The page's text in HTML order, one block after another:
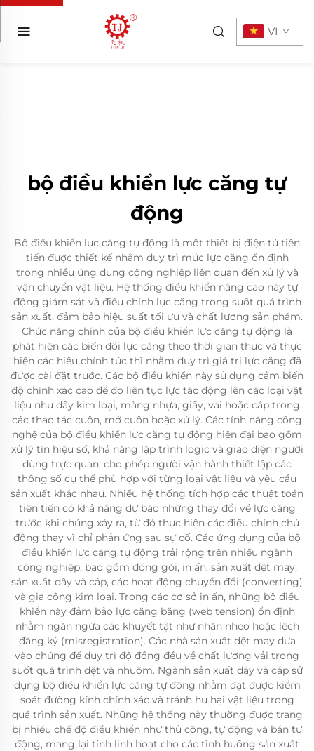
VI
bộ điều khiển lực căng tự
động
Bộ điều khiển lực căng tự động là một thiết bị điện tử tiên
tiến được thiết kế nhằm duy trì mức lực căng ổn định
trong nhiều ứng dụng công nghiệp liên quan đến xử lý và
vận chuyển vật liệu. Hệ thống điều khiển nâng cao này tự
động giám sát và điều chỉnh lực căng trong suốt quá trình
sản xuất, đảm bảo hiệu suất tối ưu và chất lượng sản phẩm.
Chức năng chính của bộ điều khiển lực căng tự động là
phát hiện các biến đổi lực căng theo thời gian thực và thực
hiện các hiệu chỉnh tức thì nhằm duy trì giá trị lực căng đã
được cài đặt trước. Các bộ điều khiển này sử dụng cảm biến
độ chính xác cao để đo liên tục lực tác động lên các loại vật
liệu như dây kim loại, màng nhựa, giấy, vải hoặc cáp trong
các thao tác cuộn, mở cuộn hoặc xử lý. Các tính năng công
nghệ của bộ điều khiển lực căng tự động hiện đại bao gồm
xử lý tín hiệu số, khả năng lập trình logic và giao diện người
dùng trực quan, cho phép người vận hành thiết lập các
thông số cụ thể phù hợp với từng loại vật liệu và yêu cầu
sản xuất khác nhau. Nhiều hệ thống tích hợp các thuật toán
tiên tiến có khả năng dự báo những thay đổi về lực căng
trước khi chúng xảy ra, từ đó thực hiện các điều chỉnh chủ
động thay vì chỉ phản ứng sau sự cố. Các ứng dụng của bộ
điều khiển lực căng tự động trải rộng trên nhiều ngành
công nghiệp, bao gồm đóng gói, in ấn, sản xuất dệt may,
sản xuất dây và cáp, các hoạt động chuyển đổi (converting)
và gia công kim loại. Trong các cơ sở in ấn, những bộ điều
khiển này đảm bảo lực căng băng (web tension) ổn định
nhằm ngăn ngừa các khuyết tật như nhăn nheo hoặc lệch
đăng ký (misregistration). Các nhà sản xuất dệt may dựa
vào chúng để duy trì độ đồng đều về chất lượng vải trong
suốt quá trình dệt và nhuộm. Ngành sản xuất dây và cáp sử
dụng bộ điều khiển lực căng tự động nhằm đạt được kiểm
soát đường kính chính xác và tránh hư hại vật liệu trong
quá trình sản xuất. Những hệ thống này thường được trang
bị nhiều chế độ điều khiển như thủ công, tự động và bán tự
động, mang lại tính linh hoạt cho các tình huống sản xuất